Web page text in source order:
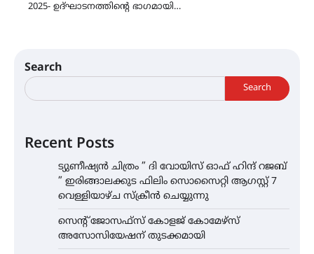
2025- ഉദ്ഘാടനത്തിന്റെ ഭാഗമായി…
Search
Search
Recent Posts
ട്യുണീഷ്യൻ ചിത്രം ” ദി വോയിസ് ഓഫ് ഹിന്ദ് റജബ്
” ഇരിങ്ങാലക്കുട ഫിലിം സൊസൈറ്റി ആഗസ്റ്റ് 7
വെള്ളിയാഴ്ച സ്‌ക്രീൻ ചെയ്യുന്നു
സെന്റ് ജോസഫ്സ് കോളജ് കോമേഴ്‌സ്
അസോസിയേഷന് തുടക്കമായി